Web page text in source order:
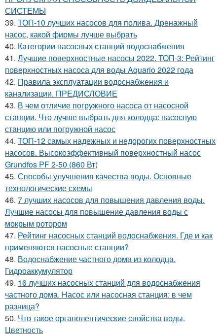
СИСТЕМЫ
39. ТОП-10 лучших насосов для полива. Дренажный
насос, какой фирмы лучше выбрать
40. Категории насосных станций водоснабжения
41. Лучшие поверхностные насосы 2022. ТОП-3: Рейтинг
поверхностных насоса для воды Aquario 2022 года
42. Правила эксплуатации водоснабжения и
канализации. ПРЕДИСЛОВИЕ
43. В чем отличие погружного насоса от насосной
станции. Что лучше выбрать для колодца: насосную
станцию или погружной насос
44. ТОП-12 самых надежных и недорогих поверхностных
насосов. Высокоэффективный поверхностный насос
Grundfos PF 2-50 (860 Вт)
45. Способы улучшения качества воды. Основные
технологические схемы
46. 7 лучших насосов для повышения давления воды.
Лучшие насосы для повышение давления воды с
мокрым ротором
47. Рейтинг насосных станций водоснабжения. Где и как
применяются насосные станции?
48. Водоснабжение частного дома из колодца.
Гидроаккумулятор
49. 16 лучших насосных станций для водоснабжения
частного дома. Насос или насосная станция: в чем
разница?
50. Что такое органолептические свойства воды.
Цветность